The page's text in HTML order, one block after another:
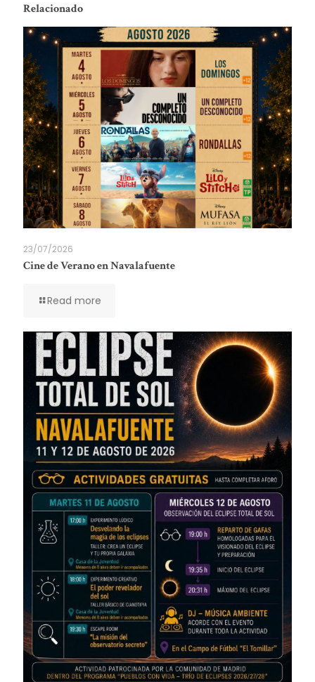
Relacionado
23/07/2026
Cine de Verano en Navalafuente
Read more